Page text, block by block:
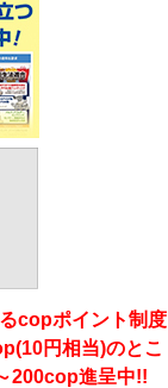
copポイント制度
円相当)のとこ
200cop進呈中!!